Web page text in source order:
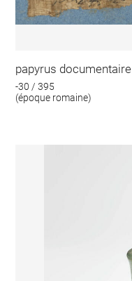
papyrus documentaire
-30 / 395
(époque romaine)